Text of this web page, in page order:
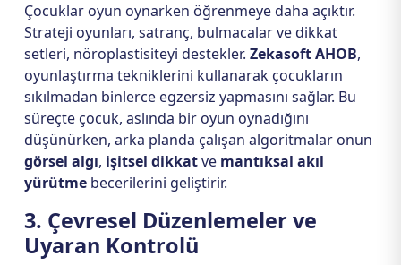
Çocuklar oyun oynarken öğrenmeye daha açıktır.
Strateji oyunları, satranç, bulmacalar ve dikkat
setleri, nöroplastisiteyi destekler. Zekasoft AHOB,
oyunlaştırma tekniklerini kullanarak çocukların
sıkılmadan binlerce egzersiz yapmasını sağlar. Bu
süreçte çocuk, aslında bir oyun oynadığını
düşünürken, arka planda çalışan algoritmalar onun
görsel algı, işitsel dikkatve mantıksal akıl
yürütme becerilerini geliştirir.
3. Çevresel Düzenlemeler ve
Uyaran Kontrolü